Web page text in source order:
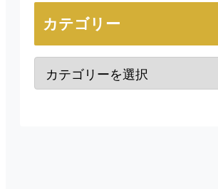
カテゴリー